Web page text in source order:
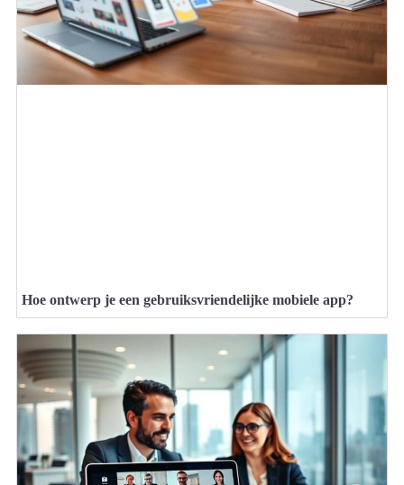
Hoe ontwerp je een gebruiksvriendelijke mobiele app?